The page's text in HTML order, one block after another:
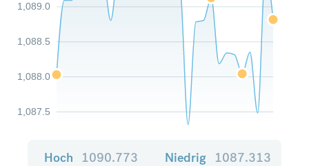
1,087.5
1,088.0
1,088.5
1,089.0
Hoch 1090.773 Niedrig 1087.313